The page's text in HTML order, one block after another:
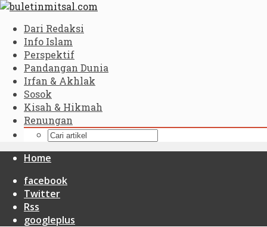
Dari Redaksi
Info Islam
Perspektif
Pandangan Dunia
Irfan & Akhlak
Sosok
Kisah & Hikmah
Renungan
Home
facebook
Twitter
Rss
googleplus